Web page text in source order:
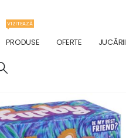
PRODUSE
VIZITEAZĂ
OFERTE JUCĂRII